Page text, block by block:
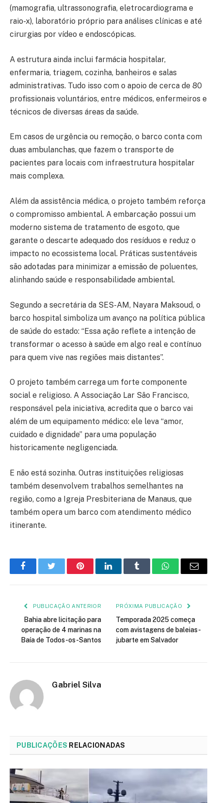
(mamografia, ultrassonografia, eletrocardiograma e
raio-x), laboratório próprio para análises clínicas e até
cirurgias por vídeo e endoscópicas.
A estrutura ainda inclui farmácia hospitalar,
enfermaria, triagem, cozinha, banheiros e salas
administrativas. Tudo isso com o apoio de cerca de 80
profissionais voluntários, entre médicos, enfermeiros e
técnicos de diversas áreas da saúde.
Em casos de urgência ou remoção, o barco conta com
duas ambulanchas, que fazem o transporte de
pacientes para locais com infraestrutura hospitalar
mais complexa.
Além da assistência médica, o projeto também reforça
o compromisso ambiental. A embarcação possui um
moderno sistema de tratamento de esgoto, que
garante o descarte adequado dos resíduos e reduz o
impacto no ecossistema local. Práticas sustentáveis
são adotadas para minimizar a emissão de poluentes,
alinhando saúde e responsabilidade ambiental.
Segundo a secretária da SES-AM, Nayara Maksoud, o
barco hospital simboliza um avanço na política pública
de saúde do estado: “Essa ação reflete a intenção de
transformar o acesso à saúde em algo real e contínuo
para quem vive nas regiões mais distantes”.
O projeto também carrega um forte componente
social e religioso. A Associação Lar São Francisco,
responsável pela iniciativa, acredita que o barco vai
além de um equipamento médico: ele leva “amor,
cuidado e dignidade” para uma população
historicamente negligenciada.
E não está sozinha. Outras instituições religiosas
também desenvolvem trabalhos semelhantes na
região, como a Igreja Presbiteriana de Manaus, que
também opera um barco com atendimento médico
itinerante.
FacebookTwitter PinterestLinkedInTumblr WhatsApp
E-
PUBLICAÇÃO ANTERIOR
Bahia abre licitação para
operação de 4 marinas na
Baía de Todos-os-Santos
PRÓXIMA PUBLICAÇÃO
Temporada 2025 começa
com avistagens de baleias-
jubarte em Salvador
Gabriel Silva
PUBLICAÇÕES RELACIONADAS